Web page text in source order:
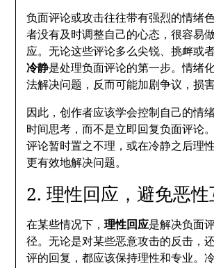
负面评论或攻击往往带有强烈的情绪
者没有及时调整自己的心态，很容易
应。无论这些评论多么尖锐、挑衅或
冷静是处理负面评论的第一步。情绪
法解决问题，反而可能加剧争议，损
因此，创作者应该学会控制自己的情
时间思考，而不是立即回复负面评论
评论暂时置之不理，或在冷静之后理
更有效地解决问题。
2. 理性回应，避免恶性
在某些情况下，理性回应是解决负面
径。无论是对某些恶意攻击的反击，
评的回复，都应该保持理性和专业。